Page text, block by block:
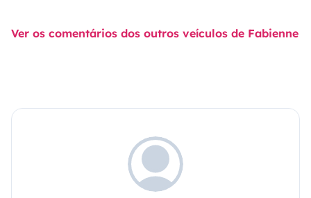
Ver os comentários dos outros veículos de Fabienne